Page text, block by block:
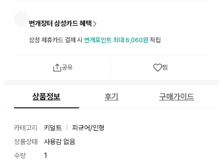
번개장터 삼성카드 혜택
삼성 제휴카드 결제 시 번개포인트 최대 6,060원 적립
공유 찜
상품정보 후기 구매가이드
카테고리 키덜트 〉
피규어/인형
상품상태
사용감 없음
수량
1